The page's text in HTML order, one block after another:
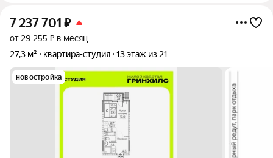
7 237 701 ₽
от 29 255 ₽ в месяц
27,3 м²
квартира-студия 13 этаж из 21
новостройка